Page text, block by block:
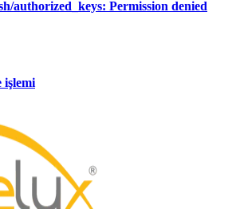
authorized_keys: Permission denied
işlemi